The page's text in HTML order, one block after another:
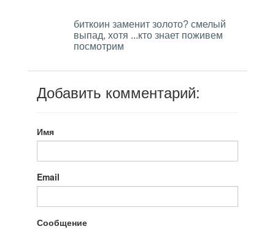
биткоин заменит золото? смелый
выпад, хотя ...кто знает поживем
посмотрим
Добавить комментарий:
Имя
Email
Сообщение